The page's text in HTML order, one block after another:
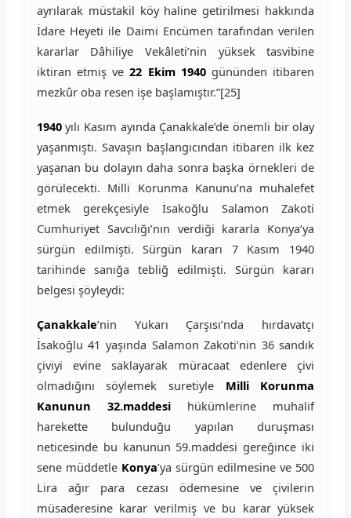
ayrılarak müstakil köy haline getirilmesi hakkında
İdare Heyeti ile Daimi Encümen tarafından verilen
kararlar Dâhiliye Vekâleti’nin yüksek tasvibine
iktiran etmiş ve22 Ekim 1940gününden itibaren
mezkûr oba resen işe başlamıştır.”[25]
1940yılı Kasım ayında Çanakkale’de önemli bir olay
yaşanmıştı. Savaşın başlangıcından itibaren ilk kez
yaşanan bu dolayın daha sonra başka örnekleri de
görülecekti. Milli Korunma Kanunu’na muhalefet
etmek gerekçesiyle İsakoğlu Salamon Zakoti
Cumhuriyet Savcılığı’nın verdiği kararla Konya’ya
sürgün edilmişti. Sürgün kararı 7 Kasım 1940
tarihinde sanığa tebliğ edilmişti. Sürgün kararı
belgesi şöyleydi:
Çanakkale’nin Yukarı Çarşısı’nda hırdavatçı
İsakoğlu 41 yaşında Salamon Zakoti’nin 36 sandık
çiviyi evine saklayarak müracaat edenlere çivi
olmadığını söylemek suretiyle Milli Korunma
Kanunun 32.maddesihükümlerine muhalif
harekette bulunduğu yapılan duruşması
neticesinde bu kanunun 59.maddesi gereğince iki
sene müddetle Konya’ya sürgün edilmesine ve 500
Lira ağır para cezası ödemesine ve çivilerin
müsaderesine karar verilmiş ve bu karar yüksek